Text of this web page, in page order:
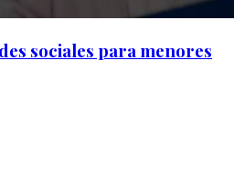
sociales para menores